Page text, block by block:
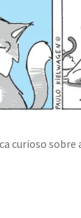
curioso sobre